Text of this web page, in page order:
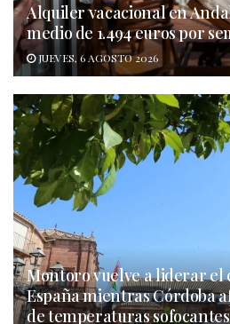
Alquiler vacacional en
medio de 1.494 euros por
JUEVES, 6 AGOSTO 2026
Montoro vuelve a liderar el
España mientras Córdoba
de temperaturas sofocantes